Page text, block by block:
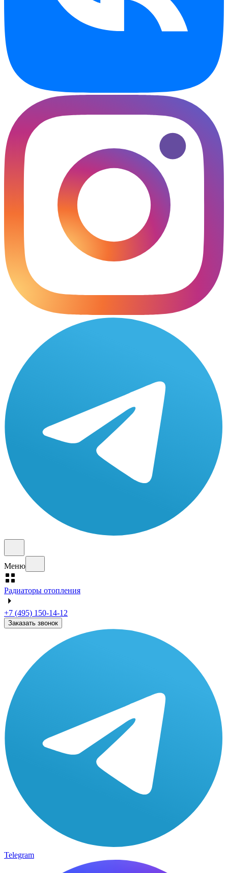
Меню
Радиаторы отопления
+7 (495) 150-14-12
Заказать звонок
Telegram